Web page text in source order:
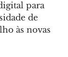
para
de
às novas